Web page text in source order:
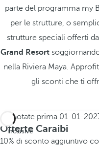
parte del programma my
per le strutture, o
strutture speciali offerti
Grand Resort
nella Riviera Maya.
gli sconti che ti
All
inclusive
Prenotate prima 01-01-
Offerte Caraibi
10% di sconto aggiuntivo